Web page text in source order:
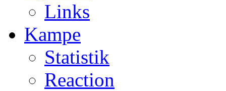
Links
Kampe
Statistik
Reaction